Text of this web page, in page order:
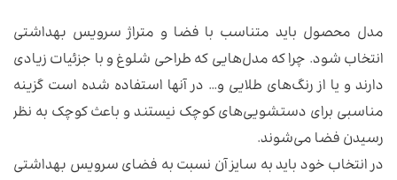
مدل محصول باید متناسب با فضا و متراژ سرویس بهداشتی
انتخاب شود. چرا که مدل‌هایی که طراحی شلوغ و با جزئیات زیادی
دارند و یا از رنگ‌های طلایی و… در آنها استفاده شده است گزینه
مناسبی برای دستشویی‌های کوچک نیستند و باعث کوچک به نظر
رسیدن فضا می‌شوند.
در انتخاب خود باید به سایز آن نسبت به فضای سرویس بهداشتی